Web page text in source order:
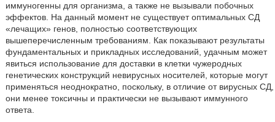
иммуногенны для организма, а также не вызывали побочных
эффектов. На данный момент не существует оптимальных СД
«лечащих» генов, полностью соответствующих
вышеперечисленным требованиям. Как показывают результаты
фундаментальных и прикладных исследований, удачным может
явиться использование для доставки в клетки чужеродных
генетических конструкций невирусных носителей, которые могут
применяться неоднократно, поскольку, в отличие от вирусных СД,
они менее токсичны и практически не вызывают иммунного
ответа.